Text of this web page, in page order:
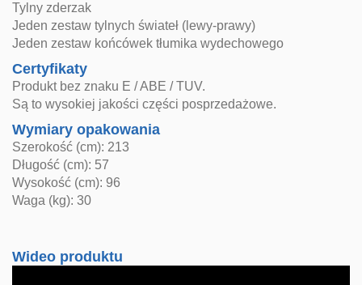
Tylny zderzak
Jeden zestaw tylnych świateł (lewy-prawy)
Jeden zestaw końcówek tłumika wydechowego
Certyfikaty
Produkt bez znaku E / ABE / TUV.
Są to wysokiej jakości części posprzedażowe.
Wymiary opakowania
Szerokość (cm): 213
Długość (cm): 57
Wysokość (cm): 96
Waga (kg): 30
Wideo produktu